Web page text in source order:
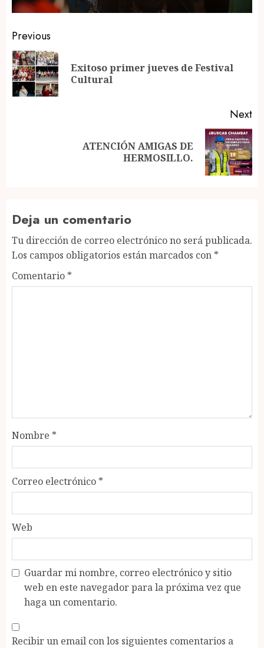
Post
navigation
Previous
Exitoso primer jueves de Festival
Cultural
Next
ATENCIÓN AMIGAS DE
HERMOSILLO.
Deja un comentario
Tu dirección de correo electrónico no será publicada.
Los campos obligatorios están marcados con *
Comentario *
Nombre *
Correo electrónico *
Web
Guardar mi nombre, correo electrónico y sitio
web en este navegador para la próxima vez que
haga un comentario.
Recibir un email con los siguientes comentarios a